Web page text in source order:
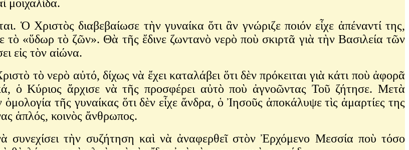
μοιχαλίδα.
Ὁ Χριστὸς διαβεβαίωσε τὴν γυναίκα ὅτι ἂν γνώριζε ποιόν εἶχε ἀπέναντί της,
τὸ «ὕδωρ τὸ ζῶν». Θὰ τῆς ἔδινε ζωντανὸ νερὸ ποὺ σκιρτᾶ γιὰ τὴν Βασιλεία τῶν
εἰς τὸν αἰώνα.
τὸ νερὸ αὐτό, δίχως νὰ ἔχει καταλάβει ὅτι δὲν πρόκειται γιὰ κάτι ποὺ ἀφορᾶ
ὁ Κύριος ἄρχισε νὰ τῆς προσφέρει αὐτὸ ποὺ ἀγνοῶντας Τοῦ ζήτησε. Μετὰ
τῆς γυναίκας ὅτι δὲν εἶχε ἄνδρα, ὁ Ἰησοῦς ἀποκάλυψε τὶς ἁμαρτίες της
ἁπλός, κοινὸς ἄνθρωπος.
συνεχίσει τὴν συζήτηση καὶ νὰ ἀναφερθεῖ στὸν Ἐρχόμενο Μεσσία ποὺ τόσο